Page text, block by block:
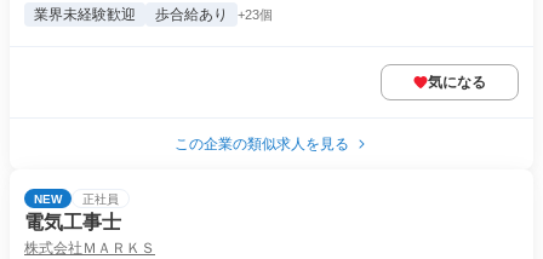
業界未経験歓迎 歩合給あり +23個
気になる
この企業の類似求人を見る
NEW 正社員
電気工事士
株式会社ＭＡＲＫＳ